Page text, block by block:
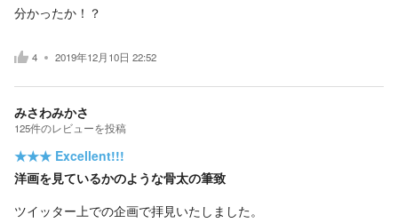
分かったか！？
4 2019年12月10日 22:52
みさわみかさ
125件のレビューを投稿
★★★ Excellent!!!
洋画を見ているかのような骨太の筆致
ツイッター上での企画で拝見いたしました。